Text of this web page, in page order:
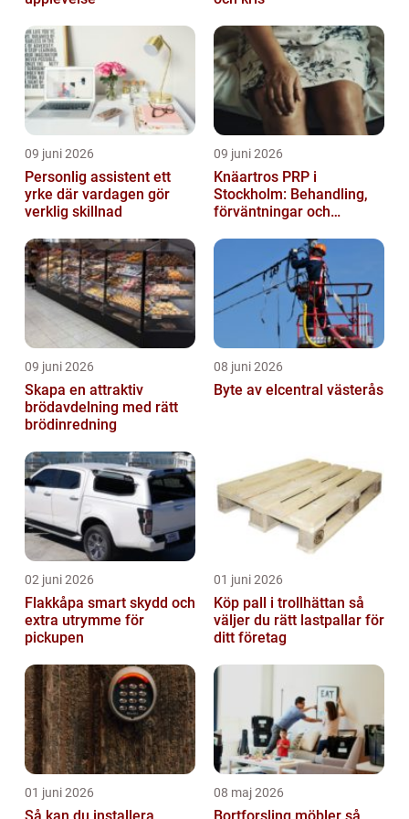
09 juni 2026
Personlig assistent ett
yrke där vardagen gör
verklig skillnad
09 juni 2026
Knäartros PRP i
Stockholm: Behandling,
förväntningar och
09 juni 2026
Skapa en attraktiv
brödavdelning med rätt
brödinredning
08 juni 2026
Byte av elcentral västerås
02 juni 2026
Flakkåpa smart skydd och
extra utrymme för
pickupen
01 juni 2026
Köp pall i trollhättan så
väljer du rätt lastpallar för
ditt företag
01 juni 2026 08 maj 2026